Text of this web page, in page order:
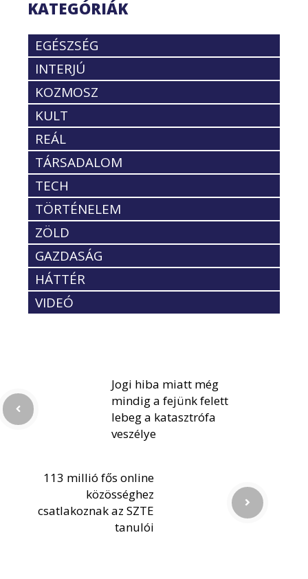
KATEGÓRIÁK
EGÉSZSÉG
INTERJÚ
KOZMOSZ
KULT
REÁL
TÁRSADALOM
TECH
TÖRTÉNELEM
ZÖLD
GAZDASÁG
HÁTTÉR
VIDEÓ
Jogi hiba miatt még
mindig a fejünk felett
lebeg a katasztrófa
veszélye
113 millió fős online
közösséghez
csatlakoznak az SZTE
tanulói